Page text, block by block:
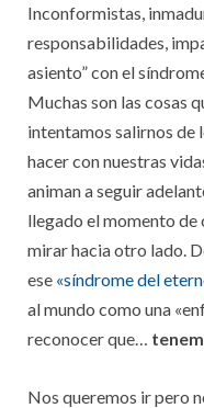
Inconformistas,
responsabilidades,
asiento” con el
Muchas son las cosas
intentamos salirnos de
hacer con nuestras
animan a seguir
llegado el momento de
mirar hacia otro lado.
ese «síndrome del
al mundo como una
reconocer que…
Nos queremos ir pero